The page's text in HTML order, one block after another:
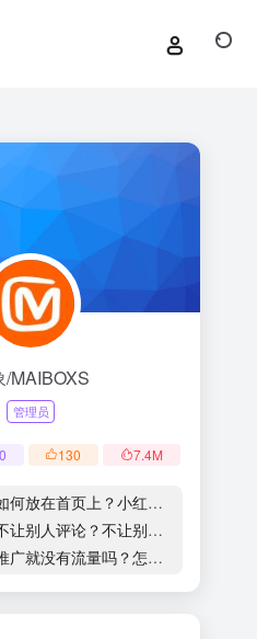
/MAIBOXS
管理员
130 7.4M
上？小红书怎么开通蒲公英合作
？不让别人看作品会显示什么？
没有流量吗？怎么运营？